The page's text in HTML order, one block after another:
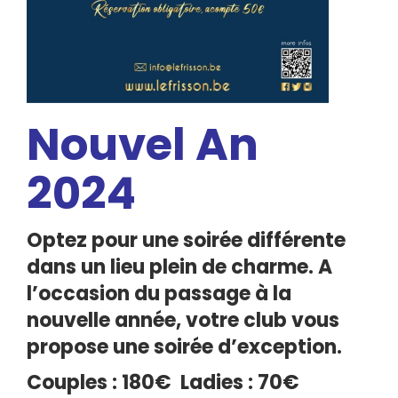
Nouvel An
2024
Optez pour une soirée différente
dans un lieu plein de charme. A
l’occasion du passage à la
nouvelle année, votre club vous
propose une soirée d’exception.
Couples : 180€ Ladies : 70€